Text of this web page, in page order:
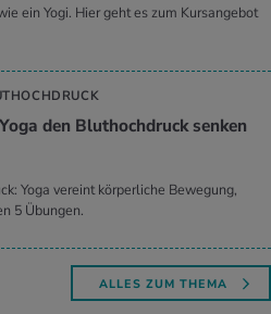
ein Yogi. Hier geht es zum Kursangebot
den Blut­hoch­druck sen­ken
Yoga vereint körperliche Bewegung,
5 Übungen.
ALLES ZUM THEMA